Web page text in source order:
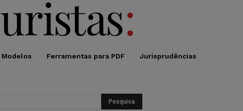
Modelos Ferramentas para PDF Jurisprudências